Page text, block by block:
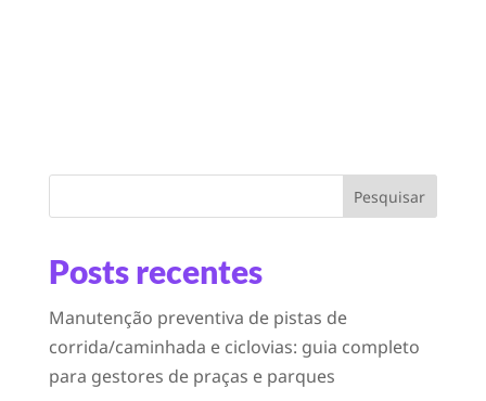
Pesquisar
Posts recentes
Manutenção preventiva de pistas de
corrida/caminhada e ciclovias: guia completo
para gestores de praças e parques